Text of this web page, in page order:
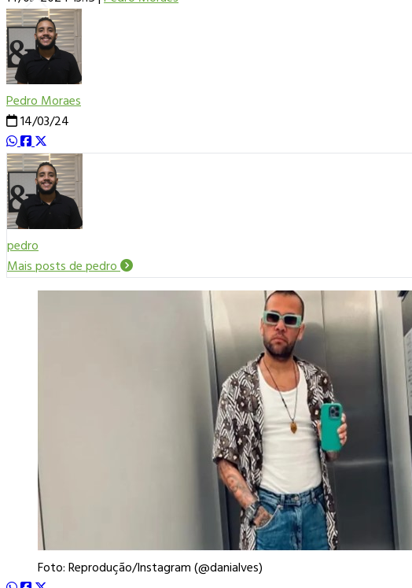
Pedro Moraes
14/03/24
pedro
Mais posts de pedro
Foto: Reprodução/Instagram (@danialves)